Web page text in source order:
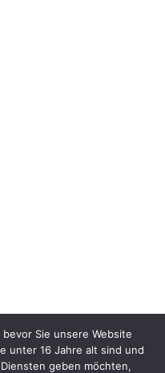
Sie unsere Website
unter 16 Jahre alt sind und
geben möchten,